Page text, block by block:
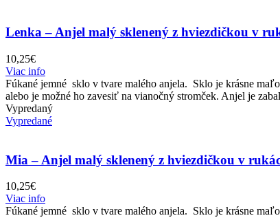
Lenka – Anjel malý sklenený z hviezdičkou v
10,25€
Viac info
Fúkané jemné sklo v tvare malého anjela. Sklo je krásne
alebo je možné ho zavesiť na vianočný stromček. Anjel je
Vypredaný
Vypredané
Mia – Anjel malý sklenený z hviezdičkou v
10,25€
Viac info
Fúkané jemné sklo v tvare malého anjela. Sklo je krásne